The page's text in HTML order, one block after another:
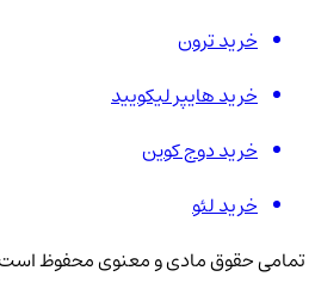
خرید ترون
خرید هایپر لیکویید
خرید دوج کوین
خرید لئو
تمامی حقوق مادی و معنوی محفوظ است.